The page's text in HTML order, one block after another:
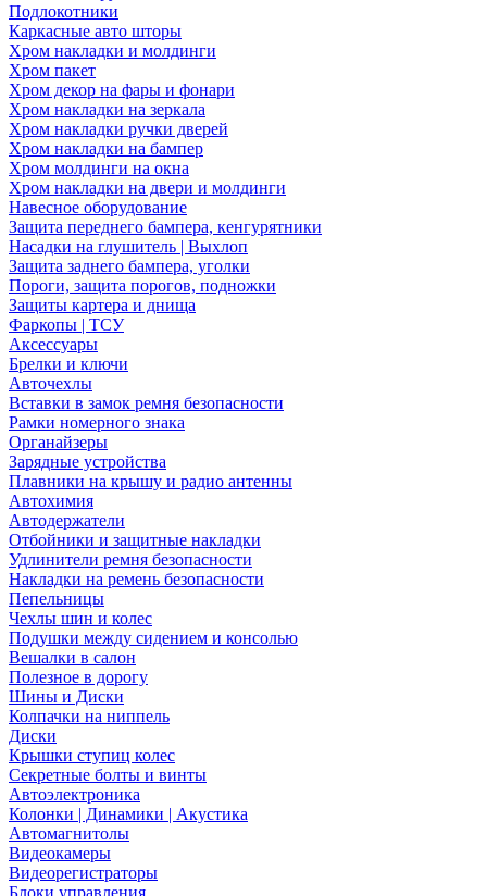
Подлокотники
Каркасные авто шторы
Хром накладки и молдинги
Хром пакет
Хром декор на фары и фонари
Хром накладки на зеркала
Хром накладки ручки дверей
Хром накладки на бампер
Хром молдинги на окна
Хром накладки на двери и молдинги
Навесное оборудование
Защита переднего бампера, кенгурятники
Насадки на глушитель | Выхлоп
Защита заднего бампера, уголки
Пороги, защита порогов, подножки
Защиты картера и днища
Фаркопы | ТСУ
Аксессуары
Брелки и ключи
Авточехлы
Вставки в замок ремня безопасности
Рамки номерного знака
Органайзеры
Зарядные устройства
Плавники на крышу и радио антенны
Автохимия
Автодержатели
Отбойники и защитные накладки
Удлинители ремня безопасности
Накладки на ремень безопасности
Пепельницы
Чехлы шин и колес
Подушки между сидением и консолью
Вешалки в салон
Полезное в дорогу
Шины и Диски
Колпачки на ниппель
Диски
Крышки ступиц колес
Секретные болты и винты
Автоэлектроника
Колонки | Динамики | Акустика
Автомагнитолы
Видеокамеры
Видеорегистраторы
Блоки управления